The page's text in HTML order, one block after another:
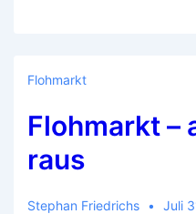
Flohmarkt
Flohmarkt –
raus
Stephan Friedrichs Juli